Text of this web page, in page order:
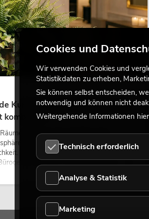
Kunstpflanzen: Sicherheit und
kombiniert
lebendig. Sie schaffen eine
verbessern das Ambiente und
Ob in Hotels, Restaurants,
oder auf Messeständen: eine
gehört heute längst zum modernen
Cookies und
Wir verwenden Cookies und
Statistikdaten zu erheben,
Sie können selbst entscheiden,
notwendig und können nicht
Weitergehende Informationen
Technisch erforderlich
Analyse & Statistik
Marketing